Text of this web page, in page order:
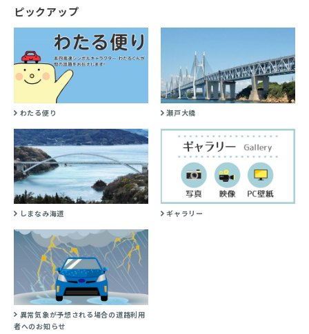
ピックアップ
わたる便り 瀬戸大橋
しまなみ海道 ギャラリー
異常気象が予想される場合の道路利用
者へのお知らせ